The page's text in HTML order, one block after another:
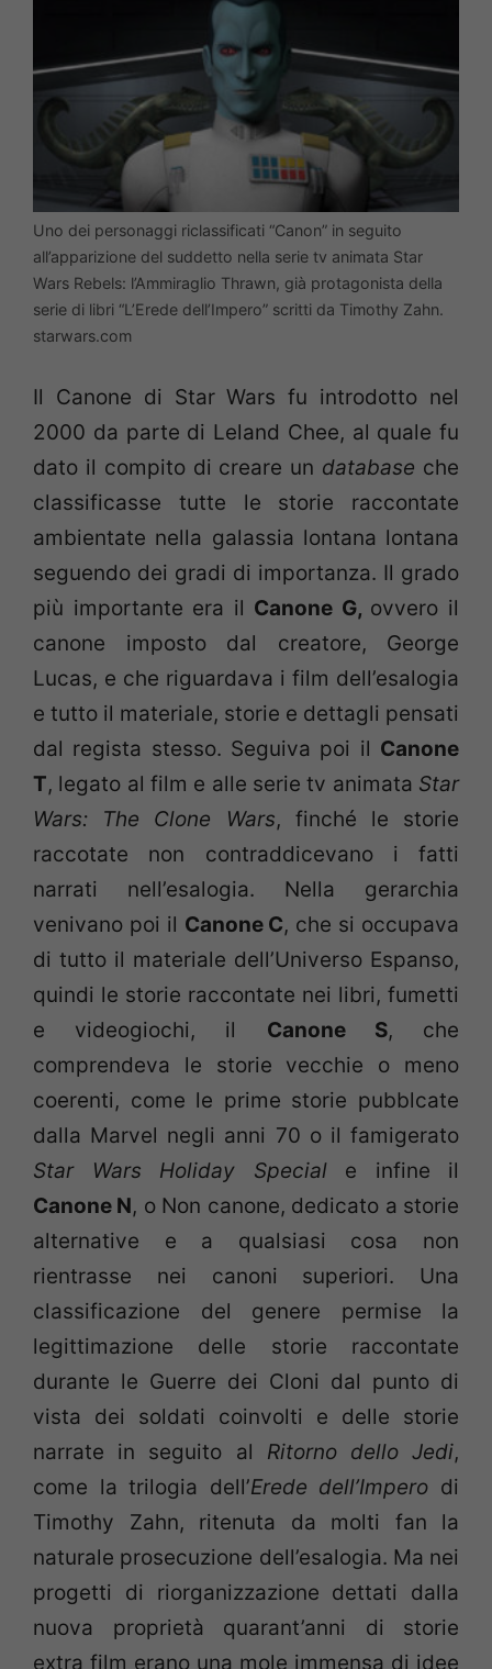
Uno dei personaggi riclassificati “Canon” in seguito
all’apparizione del suddetto nella serie tv animata Star
Wars Rebels: l’Ammiraglio Thrawn, già protagonista della
serie di libri “L’Erede dell’Impero” scritti da Timothy Zahn.
starwars.com
Il Canone di Star Wars fu introdotto nel
2000 da parte di Leland Chee, al quale fu
dato il compito di creare un database che
classificasse tutte le storie raccontate
ambientate nella galassia lontana lontana
seguendo dei gradi di importanza. Il grado
più importante era il Canone G, ovvero il
canone imposto dal creatore, George
Lucas, e che riguardava i film dell’esalogia
e tutto il materiale, storie e dettagli pensati
dal regista stesso. Seguiva poi il Canone
T, legato al film e alle serie tv animata Star
Wars: The Clone Wars, finché le storie
raccotate non contraddicevano i fatti
narrati nell’esalogia. Nella gerarchia
venivano poi il Canone C, che si occupava
di tutto il materiale dell’Universo Espanso,
quindi le storie raccontate nei libri, fumetti
e videogiochi, il Canone S, che
comprendeva le storie vecchie o meno
coerenti, come le prime storie pubblcate
dalla Marvel negli anni 70 o il famigerato
Star Wars Holiday Special e infine il
Canone N, o Non canone, dedicato a storie
alternative e a qualsiasi cosa non
rientrasse nei canoni superiori. Una
classificazione del genere permise la
legittimazione delle storie raccontate
durante le Guerre dei Cloni dal punto di
vista dei soldati coinvolti e delle storie
narrate in seguito al Ritorno dello Jedi,
come la trilogia dell’Erede dell’Impero di
Timothy Zahn, ritenuta da molti fan la
naturale prosecuzione dell’esalogia. Ma nei
progetti di riorganizzazione dettati dalla
nuova proprietà quarant’anni di storie
extra film erano una mole immensa di idee